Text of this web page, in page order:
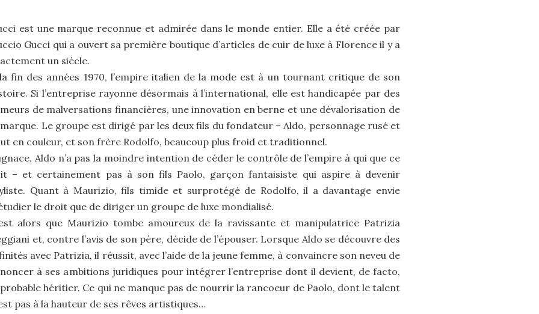
est une marque reconnue et admirée dans le monde entier. Elle a été créée par
Gucci qui a ouvert sa première boutique d’articles de cuir de luxe à Florence il y a
un siècle.
fin des années 1970, l’empire italien de la mode est à un tournant critique de son
Si l’entreprise rayonne désormais à l’international, elle est handicapée par des
de malversations financières, une innovation en berne et une dévalorisation de
Le groupe est dirigé par les deux fils du fondateur – Aldo, personnage rusé et
en couleur, et son frère Rodolfo, beaucoup plus froid et traditionnel.
Aldo n’a pas la moindre intention de céder le contrôle de l’empire à qui que ce
– et certainement pas à son fils Paolo, garçon fantaisiste qui aspire à devenir
Quant à Maurizio, fils timide et surprotégé de Rodolfo, il a davantage envie
le droit que de diriger un groupe de luxe mondialisé.
alors que Maurizio tombe amoureux de la ravissante et manipulatrice Patrizia
et, contre l’avis de son père, décide de l’épouser. Lorsque Aldo se découvre des
avec Patrizia, il réussit, avec l’aide de la jeune femme, à convaincre son neveu de
à ses ambitions juridiques pour intégrer l’entreprise dont il devient, de facto,
héritier. Ce qui ne manque pas de nourrir la rancoeur de Paolo, dont le talent
pas à la hauteur de ses rêves artistiques…